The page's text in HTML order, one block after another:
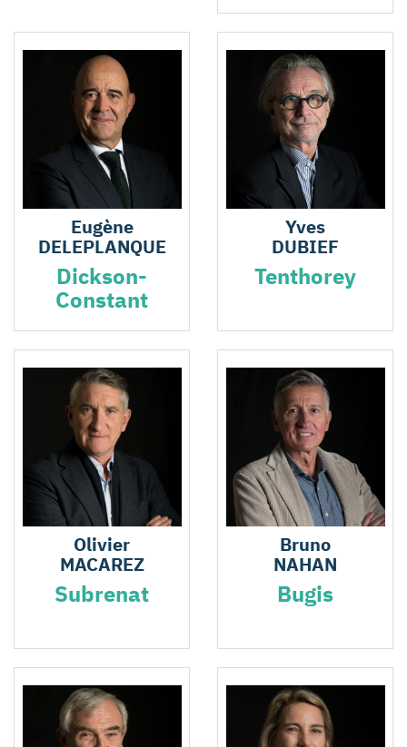
Eugène
DELEPLANQUE
Dickson-
Constant
Yves
DUBIEF
Tenthorey
Olivier
MACAREZ
Subrenat
Bruno
NAHAN
Bugis